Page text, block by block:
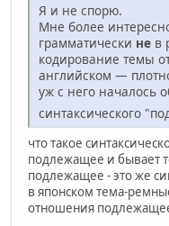
Я и не спорю.
Мне более
грамматически не в
кодирование темы
английском —
уж с него началось
синтаксического
что такое
подлежащее и бывает
подлежащее - это же
в японском тема-
отношения